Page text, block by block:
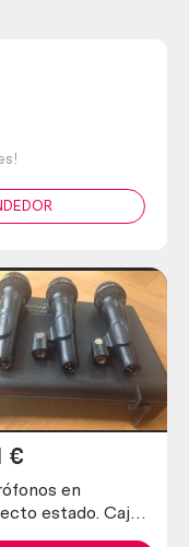
en
estado. Caja
con 3 micros
€